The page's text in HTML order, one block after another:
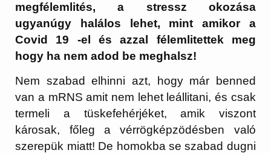
megfélemlités, a stressz okozása
ugyanúgy halálos lehet, mint amikor a
Covid 19 -el és azzal félemlitettek meg
hogy ha nem adod be meghalsz!
Nem szabad elhinni azt, hogy már benned
van a mRNS amit nem lehet leállitani, és csak
termeli a tüskefehérjéket, amik viszont
károsak, főleg a vérrögképzödésben való
szerepük miatt! De homokba se szabad dugni